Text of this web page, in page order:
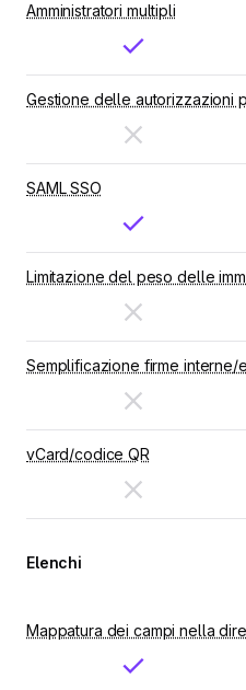
Amministratori multipli
Gestione delle autorizzazioni
SAML SSO
Limitazione del peso delle
Semplificazione firme
vCard/codice QR
Elenchi
Mappatura dei campi nella